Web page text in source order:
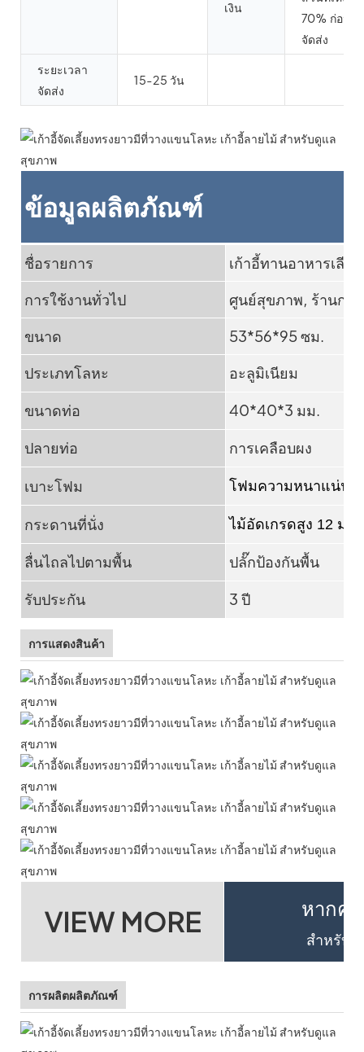
เงิน
70% ก่อน
จัดส่ง
ระยะเวลา
จัดส่ง
15-25 วัน
ข้อมูลผลิตภัณฑ์
ชื่อรายการ
เก้าอี้ทานอาหารเลีย
การใช้งานทั่วไป
ศูนย์สุขภาพ, ร้านกา
ขนาด
53*56*95 ซม.
ประเภทโลหะ
อะลูมิเนียม
ขนาดท่อ
40*40*3 มม.
ปลายท่อ
การเคลือบผง
เบาะโฟม โฟมความหนาแน่นสู
กระดานที่นั่ง ไม้อัดเกรดสูง 12 มม.
ลื่นไถลไปตามพื้น
ปลั๊กป้องกันพื้น
รับประกัน
3 ปี
การแสดงสินค้า
VIEW MORE หากคุ
สำหรับร
การผลิตผลิตภัณฑ์